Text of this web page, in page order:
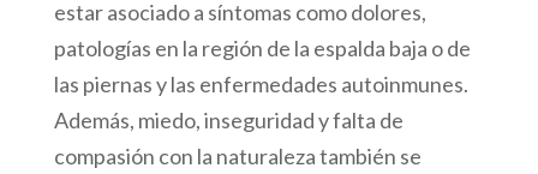
estar asociado a síntomas como dolores,
patologías en la región de la espalda baja o de
las piernas y las enfermedades autoinmunes.
Además, miedo, inseguridad y falta de
compasión con la naturaleza también se